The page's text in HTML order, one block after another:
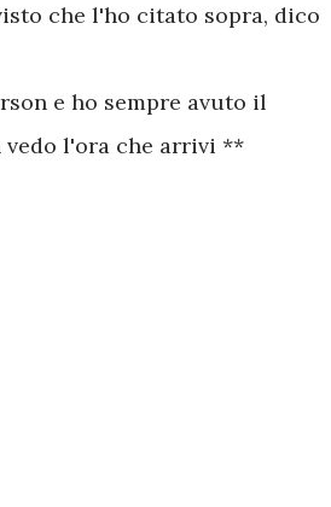
che l'ho citato sopra, dico
e ho sempre avuto il
l'ora che arrivi **